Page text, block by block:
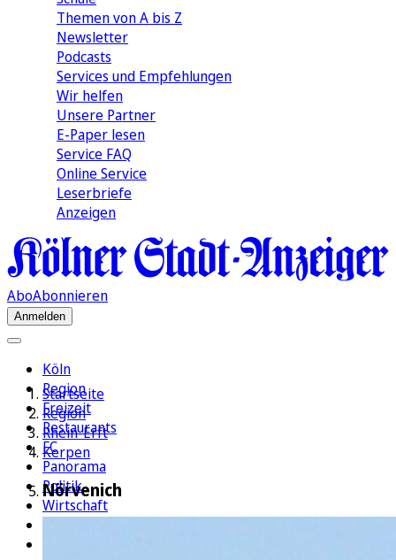
Themen von A bis Z
Newsletter
Podcasts
Services und Empfehlungen
Wir helfen
Unsere Partner
E-Paper lesen
Service FAQ
Online Service
Leserbriefe
Anzeigen
AboAbonnieren
Anmelden
Köln
Region
Freizeit
Restaurants
FC
Panorama
Politik
Wirtschaft
Startseite
Region
Rhein-Erft
Kerpen
Nörvenich